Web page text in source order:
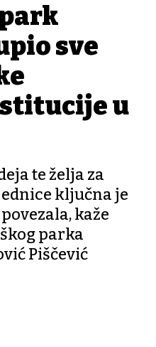
sve
u
te želja za
ključna je
kaže
parka
Piščević